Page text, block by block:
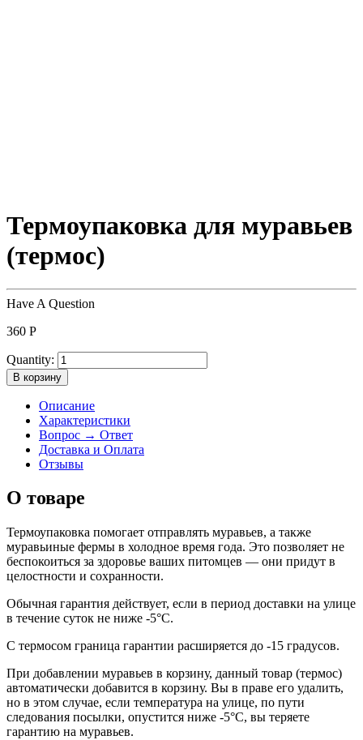
Термоупаковка для муравьев
(термос)
Have A Question
360 Р
Quantity:
В корзину
Описание
Характеристики
Вопрос → Ответ
Доставка и Оплата
Отзывы
О товаре
Термоупаковка помогает отправлять муравьев, а также
муравьиные фермы в холодное время года. Это позволяет не
беспокоиться за здоровье ваших питомцев — они придут в
целостности и сохранности.
Обычная гарантия действует, если в период доставки на улице
в течение суток не ниже -5°С.
С термосом граница гарантии расширяется до -15 градусов.
При добавлении муравьев в корзину, данный товар (термос)
автоматически добавится в корзину. Вы в праве его удалить,
но в этом случае, если температура на улице, по пути
следования посылки, опустится ниже -5°С, вы теряете
гарантию на муравьев.